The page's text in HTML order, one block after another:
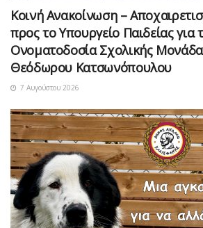
Κοινή Ανακοίνωση –
προς το Υπουργείο Παιδείας για
Ονοματοδοσία Σχολικής
Θεόδωρου Κατσωνόπουλου
7 Αυγούστου 2026